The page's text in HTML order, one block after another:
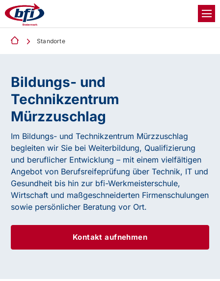
Standorte
Bildungs- und
Technikzentrum
Mürzzuschlag
Im Bildungs- und Technikzentrum Mürzzuschlag
begleiten wir Sie bei Weiterbildung, Qualifizierung
und beruflicher Entwicklung – mit einem vielfältigen
Angebot von Berufsreifeprüfung über Technik, IT und
Gesundheit bis hin zur bfi-Werkmeisterschule,
Wirtschaft und maßgeschneiderten Firmenschulungen
sowie persönlicher Beratung vor Ort.
Kontakt aufnehmen